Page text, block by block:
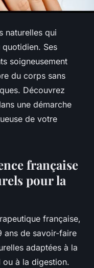
naturelles qui
Ses
soigneusement
du corps sans
Découvrez
une démarche
de votre
française
pour la
française,
ans de savoir-faire
adaptées à la
ou à la digestion.